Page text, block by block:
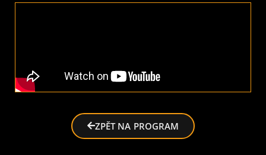
ZPĚT NA PROGRAM